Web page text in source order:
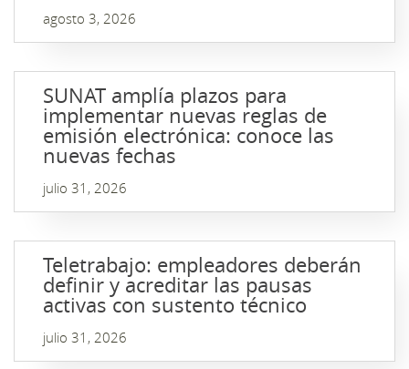
agosto 3, 2026
SUNAT amplía plazos para
implementar nuevas reglas de
emisión electrónica: conoce las
nuevas fechas
julio 31, 2026
Teletrabajo: empleadores deberán
definir y acreditar las pausas
activas con sustento técnico
julio 31, 2026